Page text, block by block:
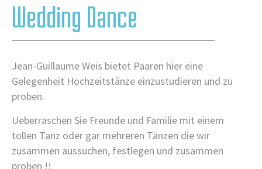
CONTEMPORARY
MODERN/ ZEITG. JAZZ
MINDFUL STRETCHING / BODY CARE
SIMPLE
WEDDING DANCE
STANDARDTAENZE / VALSE & MORE
PHOTOSTUDIO
SAELE MIETEN
DANCE LAB
Wedding Dance
Jean-Guillaume Weis bietet Paaren hier eine
Gelegenheit Hochzeitstänze einzustudieren und zu
proben.
Ueberraschen Sie Freunde und Familie mit einem
tollen Tanz oder gar mehreren Tänzen die wir
zusammen aussuchen, festlegen und zusammen
proben !!